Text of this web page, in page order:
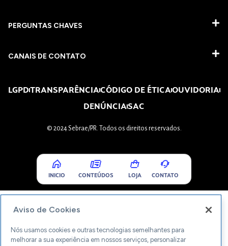
PERGUNTAS CHAVES​
CANAIS DE CONTATO
LGPDTRANSPARÊNCIACÓDIGO DE ÉTICAOUVIDORIA
DENÚNCIASAC
© 2024 Sebrae/PR. Todos os direitos reservados.
INICIO CONTEÚDOS LOJA CONTATO
Aviso de Cookies
Nós usamos cookies e outras tecnologias semelhantes para
melhorar a sua experiência em nossos serviços, personalizar